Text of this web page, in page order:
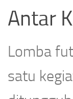
Antar
Lomba
satu